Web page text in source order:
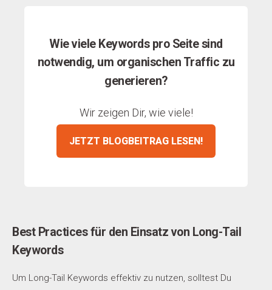
Wie viele Keywords pro Seite sind
notwendig, um organischen Traffic zu
generieren?
Wir zeigen Dir, wie viele!
JETZT BLOGBEITRAG LESEN!
Best Practices für den Einsatz von Long-Tail
Keywords
Um Long-Tail Keywords effektiv zu nutzen, solltest Du